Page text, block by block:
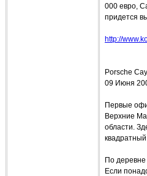
000 евро,
придется
http://
Porsche
09 Июня
Первые
Верхние
области.
По деревне
Если